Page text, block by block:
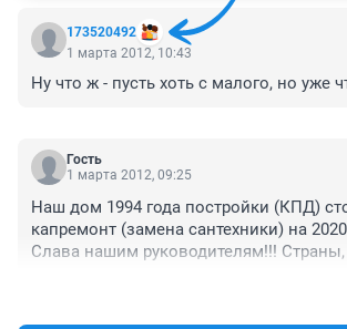
173520492
1 марта 2012, 10:43
Ну что ж - пусть хоть с малого, но уже
Гость
1 марта 2012, 09:25
Наш дом 1994 года постройки (КПД)
капремонт (замена сантехники) на
Слава нашим руководителям!!! Страны,